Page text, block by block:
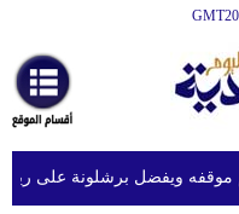
أخبارعاجلة
رياضة
ثقافةويفضل برشلونة على ريال